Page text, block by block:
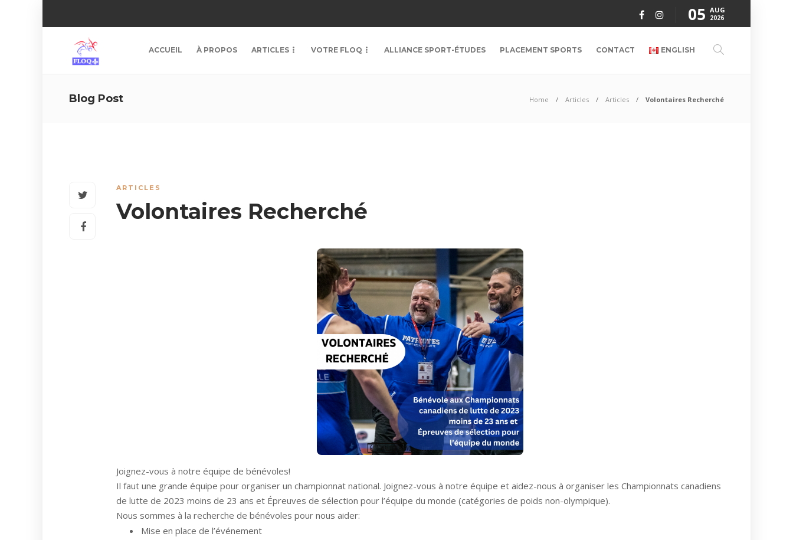
05 AUG
2026
ACCUEIL À PROPOS ARTICLES VOTRE FLOQ ALLIANCE SPORT-ÉTUDES PLACEMENT SPORTS CONTACT ENGLISH
Blog Post Home Articles Articles Volontaires Recherché
ARTICLES
Volontaires Recherché
Joignez-vous à notre équipe de bénévoles!
Il faut une grande équipe pour organiser un championnat national. Joignez-vous à notre équipe et aidez-nous à organiser les Championnats canadiens
de lutte de 2023 moins de 23 ans et Épreuves de sélection pour l’équipe du monde (catégories de poids non-olympique).
Nous sommes à la recherche de bénévoles pour nous aider:
Mise en place de l’événement